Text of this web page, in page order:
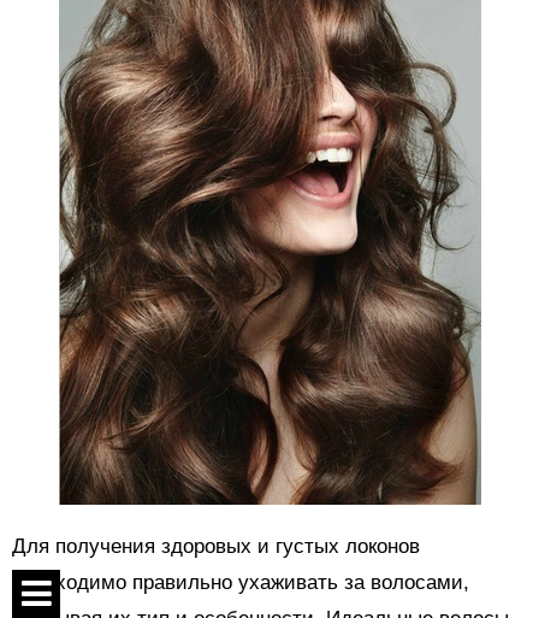
Для получения здоровых и густых локонов
необходимо правильно ухаживать за волосами,